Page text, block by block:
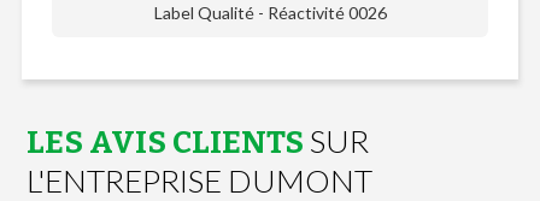
Label Qualité - Réactivité 0026
LES AVIS CLIENTS SUR
L'ENTREPRISE DUMONT